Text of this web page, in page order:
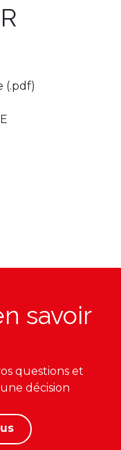
DES FILTRES
(.pdf)
savoir
questions et
décision